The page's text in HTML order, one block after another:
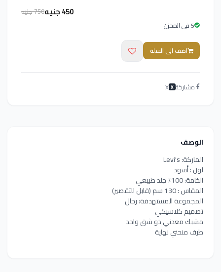
450 جنيه
750 جنيه
5 فى المخزن
اضف الى السلة
مشاركة X
X
الوصف
الماركة: Levi's
لون : أسود
الخامة: 100٪ جلد طبيعي
المقاس : 130 سم (قابل للتقصير)
المجموعة المستهدفة: رجال
تصميم كلاسيكي
مشبك معدني ذو شق واحد
طرف منحني نهاية